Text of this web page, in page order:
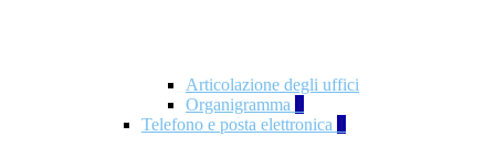
Articolazione degli uffici
Organigramma 1
Telefono e posta elettronica 1